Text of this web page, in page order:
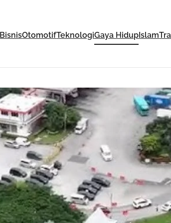
BisnisOtomotifTeknologiGaya Hidup Islam